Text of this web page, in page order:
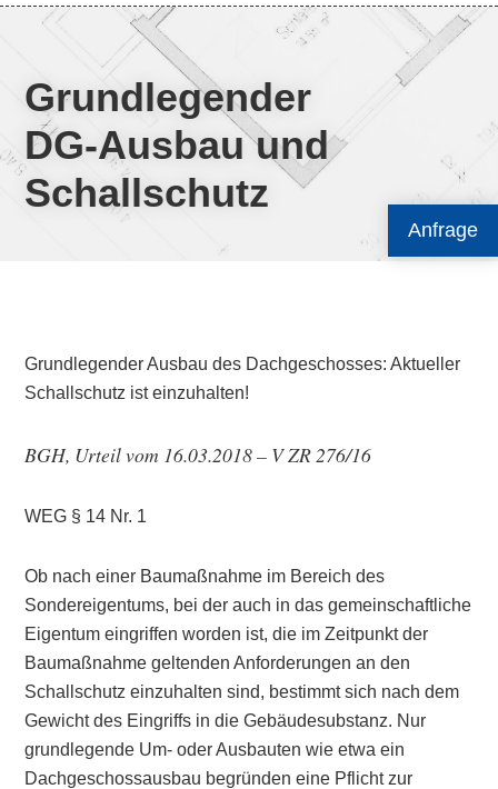
Anfrage
Grundlegender
DG-Ausbau und
Schallschutz
Grundlegender Ausbau des Dachgeschosses: Aktueller
Schallschutz ist einzuhalten!
BGH, Urteil vom 16.03.2018 – V ZR 276/16
WEG § 14 Nr. 1
Ob nach einer Baumaßnahme im Bereich des
Sondereigentums, bei der auch in das gemeinschaftliche
Eigentum eingriffen worden ist, die im Zeitpunkt der
Baumaßnahme geltenden Anforderungen an den
Schallschutz einzuhalten sind, bestimmt sich nach dem
Gewicht des Eingriffs in die Gebäudesubstanz. Nur
grundlegende Um- oder Ausbauten wie etwa ein
Dachgeschossausbau begründen eine Pflicht zur